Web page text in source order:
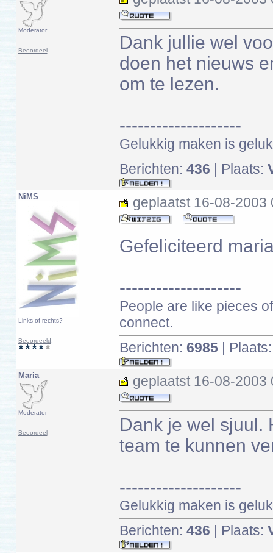
Moderator
Beoordeel
Dank jullie wel
doen het nieuws
om te lezen.
--------------------
Gelukkig maken is
Berichten: 436 | Plaats:
NiMS
Links of rechts?
Beoordeeld:
geplaatst 16-08-2003
Gefeliciteerd
--------------------
People are like pieces
connect.
Berichten: 6985 |
Maria
Moderator
Beoordeel
geplaatst 16-08-2003
Dank je wel sjuul.
team te kunnen
--------------------
Gelukkig maken is
Berichten: 436 | Plaats: